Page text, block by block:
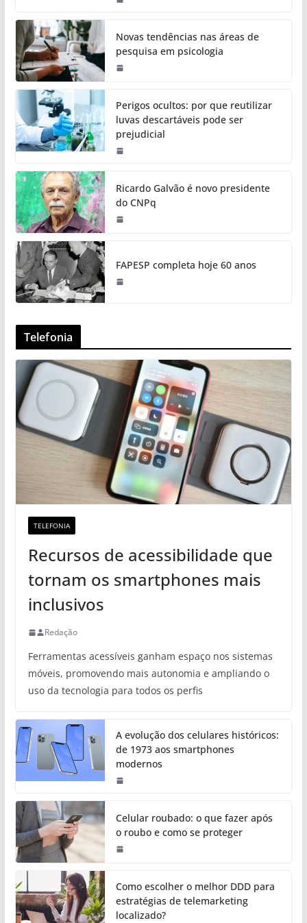
Novas tendências nas áreas de
pesquisa em psicologia
Perigos ocultos: por que reutilizar
luvas descartáveis pode ser
prejudicial
Ricardo Galvão é novo presidente
do CNPq
FAPESP completa hoje 60 anos
Telefonia
TELEFONIA
Recursos de acessibilidade que
tornam os smartphones mais
inclusivos
Redação
Ferramentas acessíveis ganham espaço nos sistemas
móveis, promovendo mais autonomia e ampliando o
uso da tecnologia para todos os perfis
A evolução dos celulares históricos:
de 1973 aos smartphones
modernos
Celular roubado: o que fazer após
o roubo e como se proteger
Como escolher o melhor DDD para
estratégias de telemarketing
localizado?